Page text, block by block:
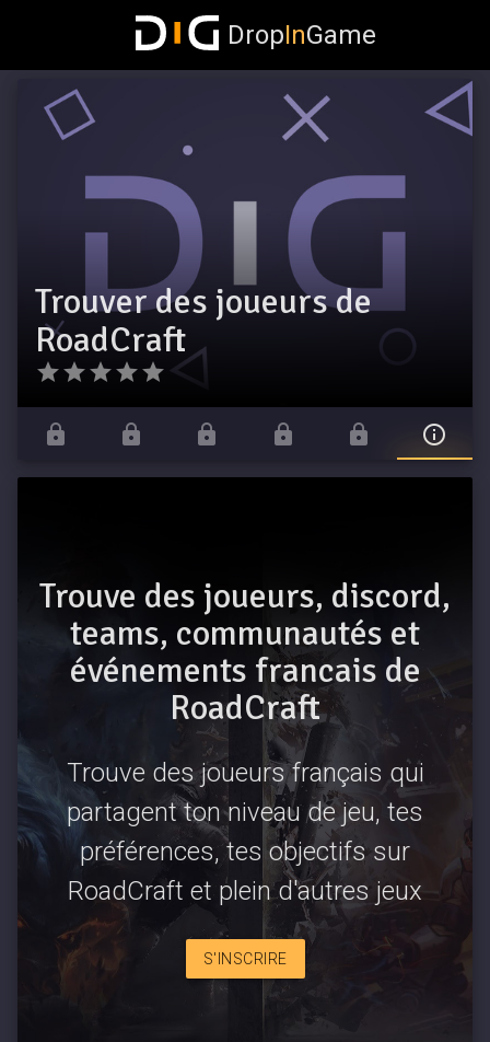
DropInGame
Trouver des joueurs de
RoadCraft
Trouve des joueurs, discord,
teams, communautés et
événements francais de
RoadCraft
Trouve des joueurs français qui
partagent ton niveau de jeu, tes
préférences, tes objectifs sur
RoadCraft et plein d'autres jeux
S'INSCRIRE